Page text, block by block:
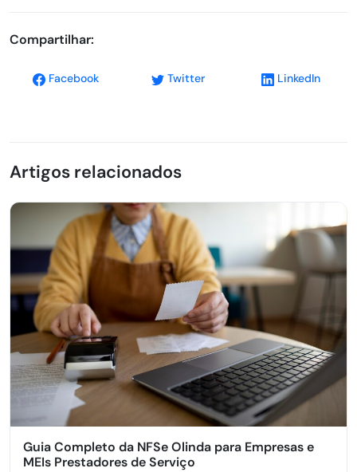
Compartilhar:
Facebook Twitter LinkedIn
Artigos relacionados
Guia Completo da NFSe Olinda para Empresas e
MEIs Prestadores de Serviço